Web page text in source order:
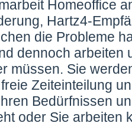
Homeoffice
Hartz4-
die Probleme
dennoch arbeiten
müssen. Sie
Zeiteinteilung
Bedürfnissen
oder Sie arbeiten